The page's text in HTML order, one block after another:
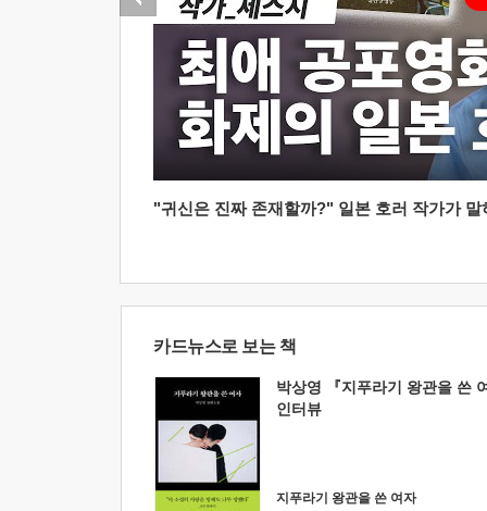
"귀신은 진짜 존재할까?" 일본 호러 작가가
카드뉴스로 보는 책
박상영 『지푸라기 왕관을 쓴
인터뷰
지푸라기 왕관을 쓴 여자